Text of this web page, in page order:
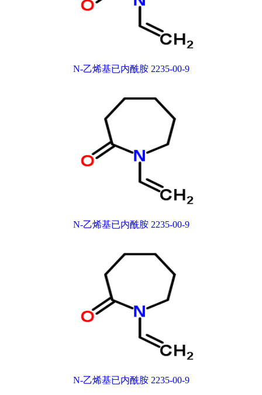
N-乙烯基已内酰胺 2235-00-9
N-乙烯基已内酰胺 2235-00-9
N-乙烯基已内酰胺 2235-00-9